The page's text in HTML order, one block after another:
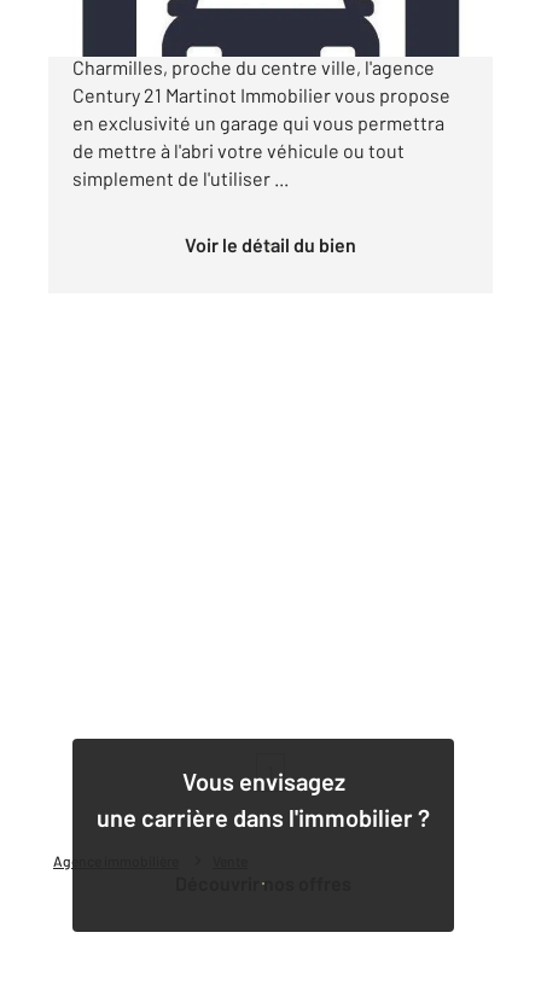
Agence immobilière
Dans une copropriété sécurisée au mail des
Charmilles, proche du centre ville, l'agence
Century 21 Martinot Immobilier vous propose
en exclusivité un garage qui vous permettra
de mettre à l'abri votre véhicule ou tout
simplement de l'utiliser ...
Voir le détail du bien
Vous envisagez
une carrière dans l'immobilier ?
Découvrir nos offres
1